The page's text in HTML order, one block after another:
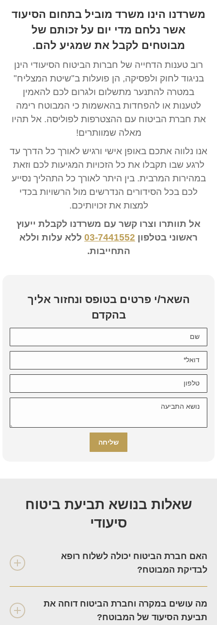
משרדנו הינו משרד מוביל בתחום הסיעוד
אשר נלחם מדי יום על זכותם של
מבוטחים לקבל את שמגיע להם.
רוב טענות הדחייה של חברות הביטוח הסיעודי הינן
בניגוד לחוק ולפסיקה, הן פועלות ב"שיטת המצליח"
במטרה להתנער מתשלום ולגרום לכם להאמין
לטענות או להפחדות בהאשמות כי המבוטח רימה
את חברת הביטוח עם ההצטרפות לפוליסה. אל תהיו
מאלה שמוותרים!
אנו נלווה אתכם באופן אישי ורגיש לאורך כל הדרך עד
לרגע שבו תקבלו את כל הזכויות המגיעות לכם וזאת
במהירות המרבית. בין היתר לאורך כל התהליך נסייע
לכם בכל הסידורים הנדרשים מול הרשויות בכדי
למצות את זכויותיכם.
אל תוותרו וצרו קשר עם משרדנו לקבלת ייעוץ
ראשוני בטלפון 03-7441552 ללא עלות וללא
התחייבות.
השאר/י פרטים בטופס ונחזור אליך
בהקדם
שאלות בנושא תביעת ביטוח
סיעודי
האם חברת הביטוח יכולה לשלוח רופא
לבדיקת המבוטח?
מה עושים במקרה וחברת הביטוח דוחה את
תביעת הסיעוד של המבוטח?